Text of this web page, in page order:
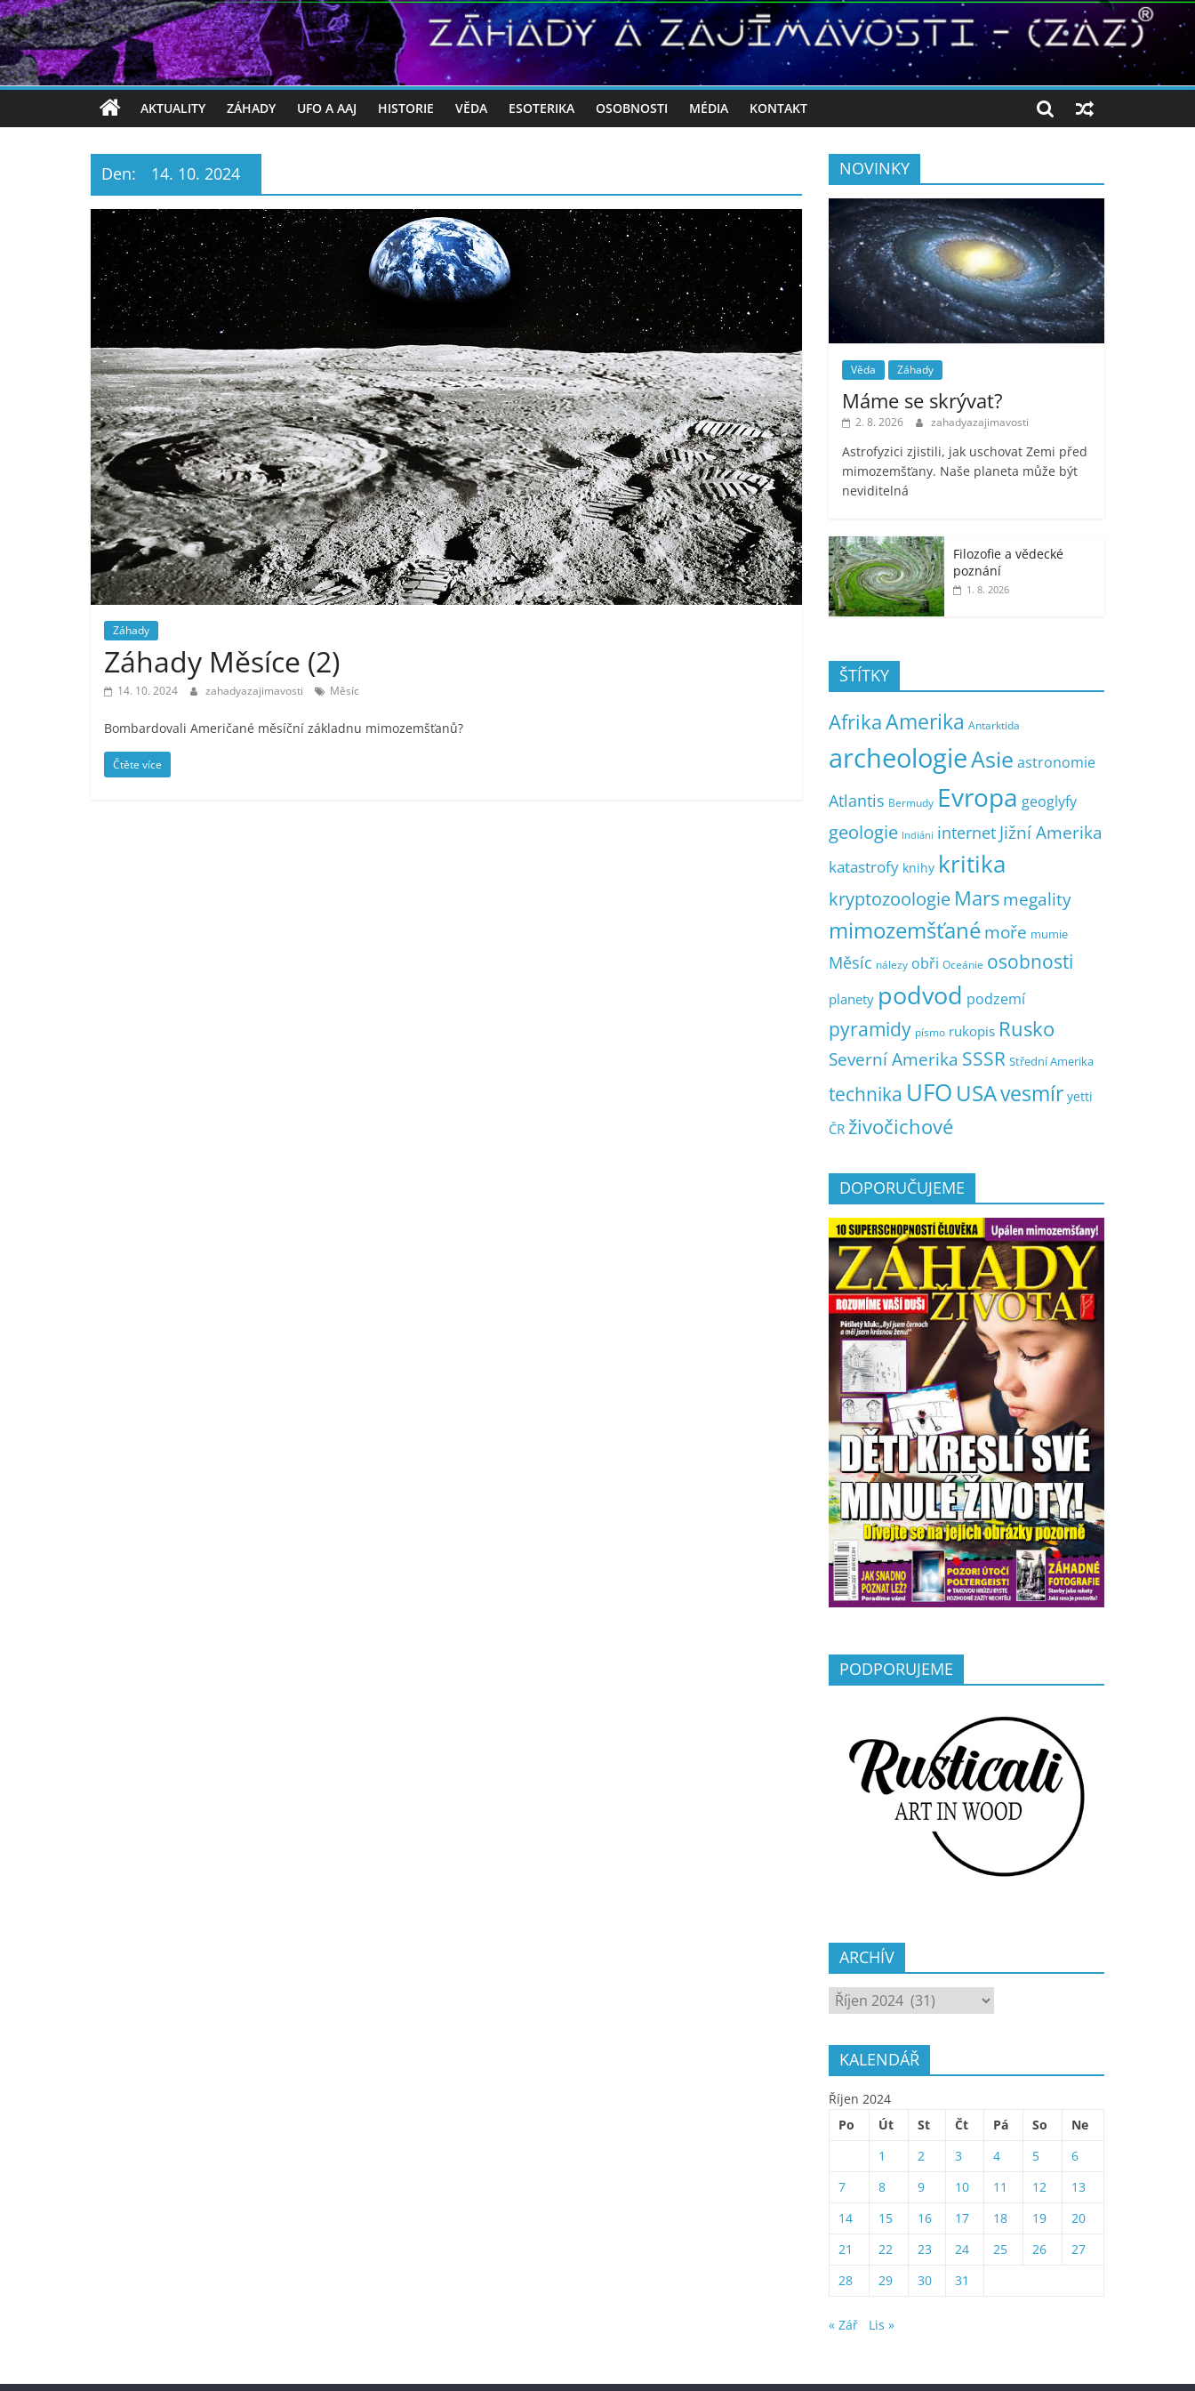
AKTUALITY ZÁHADY UFO A AAJ HISTORIE VĚDA ESOTERIKA OSOBNOSTI MÉDIA KONTAKT
Den: 14. 10. 2024
Záhady
Záhady Měsíce (2)
14. 10. 2024 zahadyazajimavosti Měsíc
Bombardovali Američané měsíční základnu mimozemšťanů?
Čtěte více
NOVINKY
Věda Záhady
Máme se skrývat?
2. 8. 2026 zahadyazajimavosti
Astrofyzici zjistili, jak uschovat Zemi před
mimozemšťany. Naše planeta může být
neviditelná
Filozofie a vědecké
poznání
1. 8. 2026
ŠTÍTKY
AfrikaAmerika Antarktida
archeologieAsie astronomie
Atlantis Bermudy Evropa geoglyfy
geologie Indiáni internet Jižní Amerika
katastrofy knihy kritika
kryptozoologie Marsmegality
mimozemšťanémoře mumie
Měsíc nálezy obři Oceánie osobnosti
planety podvod podzemí
pyramidy písmo rukopis Rusko
Severní Amerika SSSR Střední Amerika
technika UFO USAvesmír yetti
ČR živočichové
DOPORUČUJEME
PODPORUJEME
ARCHÍV
ARCHÍV
KALENDÁŘ
Říjen 2024
Po
Út St Čt Pá So
Ne
1
2 3 4 5
6
7
8 9 10 11 12
13
14
15 16 17 18 19
20
21
22 23 24 25 26
27
28
29 30 31
« Zář Lis »